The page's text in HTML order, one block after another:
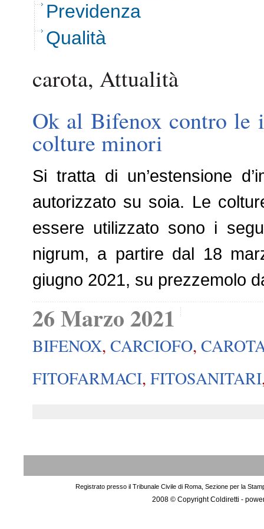
Previdenza
Qualità
carota, Attualità
Ok al Bifenox contro le
colture minori
Si tratta di un’estensione
autorizzato su soia. Le
essere utilizzato sono i
nigrum, a partire dal 18
giugno 2021, su prezzemolo
26 Marzo 2021
BIFENOX, CARCIOFO,
FITOFARMACI, FITOSANITARI
Registrato presso il Tribunale Civile di Roma, Sezione per la
2008 © Copyright Coldiretti -